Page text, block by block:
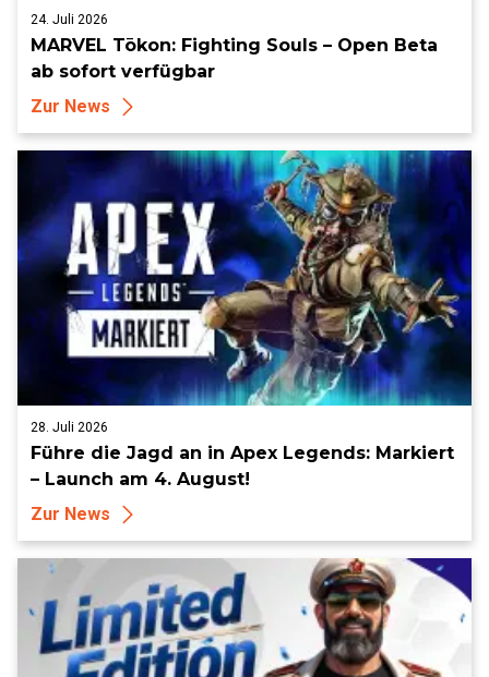
24. Juli 2026
MARVEL Tōkon: Fighting Souls – Open Beta
ab sofort verfügbar
Zur News
28. Juli 2026
Führe die Jagd an in Apex Legends: Markiert
– Launch am 4. August!
Zur News